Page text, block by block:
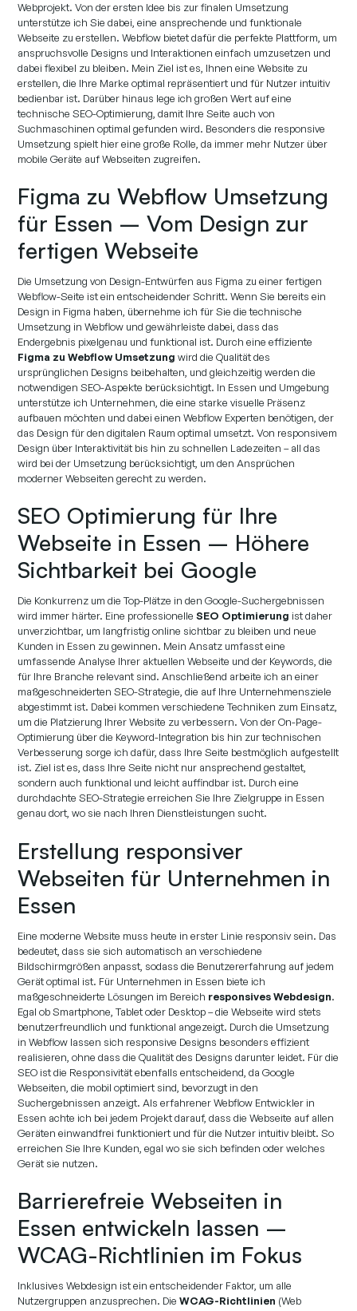
Webprojekt. Von der ersten Idee bis zur finalen Umsetzung
unterstütze ich Sie dabei, eine ansprechende und funktionale
Webseite zu erstellen. Webflow bietet dafür die perfekte Plattform, um
anspruchsvolle Designs und Interaktionen einfach umzusetzen und
dabei flexibel zu bleiben. Mein Ziel ist es, Ihnen eine Website zu
erstellen, die Ihre Marke optimal repräsentiert und für Nutzer intuitiv
bedienbar ist. Darüber hinaus lege ich großen Wert auf eine
technische SEO-Optimierung, damit Ihre Seite auch von
Suchmaschinen optimal gefunden wird. Besonders die responsive
Umsetzung spielt hier eine große Rolle, da immer mehr Nutzer über
mobile Geräte auf Webseiten zugreifen.
Figma zu Webflow Umsetzung
für Essen – Vom Design zur
fertigen Webseite
Die Umsetzung von Design-Entwürfen aus Figma zu einer fertigen
Webflow-Seite ist ein entscheidender Schritt. Wenn Sie bereits ein
Design in Figma haben, übernehme ich für Sie die technische
Umsetzung in Webflow und gewährleiste dabei, dass das
Endergebnis pixelgenau und funktional ist. Durch eine effiziente
Figma zu Webflow Umsetzung wird die Qualität des
ursprünglichen Designs beibehalten, und gleichzeitig werden die
notwendigen SEO-Aspekte berücksichtigt. In Essen und Umgebung
unterstütze ich Unternehmen, die eine starke visuelle Präsenz
aufbauen möchten und dabei einen Webflow Experten benötigen, der
das Design für den digitalen Raum optimal umsetzt. Von responsivem
Design über Interaktivität bis hin zu schnellen Ladezeiten – all das
wird bei der Umsetzung berücksichtigt, um den Ansprüchen
moderner Webseiten gerecht zu werden.
SEO Optimierung für Ihre
Webseite in Essen – Höhere
Sichtbarkeit bei Google
Die Konkurrenz um die Top-Plätze in den Google-Suchergebnissen
wird immer härter. Eine professionelleSEO Optimierung ist daher
unverzichtbar, um langfristig online sichtbar zu bleiben und neue
Kunden in Essen zu gewinnen. Mein Ansatz umfasst eine
umfassende Analyse Ihrer aktuellen Webseite und der Keywords, die
für Ihre Branche relevant sind. Anschließend arbeite ich an einer
maßgeschneiderten SEO-Strategie, die auf Ihre Unternehmensziele
abgestimmt ist. Dabei kommen verschiedene Techniken zum Einsatz,
um die Platzierung Ihrer Website zu verbessern. Von der On-Page-
Optimierung über die Keyword-Integration bis hin zur technischen
Verbesserung sorge ich dafür, dass Ihre Seite bestmöglich aufgestellt
ist. Ziel ist es, dass Ihre Seite nicht nur ansprechend gestaltet,
sondern auch funktional und leicht auffindbar ist. Durch eine
durchdachte SEO-Strategie erreichen Sie Ihre Zielgruppe in Essen
genau dort, wo sie nach Ihren Dienstleistungen sucht.
Erstellung responsiver
Webseiten für Unternehmen in
Essen
Eine moderne Website muss heute in erster Linie responsiv sein. Das
bedeutet, dass sie sich automatisch an verschiedene
Bildschirmgrößen anpasst, sodass die Benutzererfahrung auf jedem
Gerät optimal ist. Für Unternehmen in Essen biete ich
maßgeschneiderte Lösungen im Bereich responsives Webdesign.
Egal ob Smartphone, Tablet oder Desktop – die Webseite wird stets
benutzerfreundlich und funktional angezeigt. Durch die Umsetzung
in Webflow lassen sich responsive Designs besonders effizient
realisieren, ohne dass die Qualität des Designs darunter leidet. Für die
SEO ist die Responsivität ebenfalls entscheidend, da Google
Webseiten, die mobil optimiert sind, bevorzugt in den
Suchergebnissen anzeigt. Als erfahrener Webflow Entwickler in
Essen achte ich bei jedem Projekt darauf, dass die Webseite auf allen
Geräten einwandfrei funktioniert und für die Nutzer intuitiv bleibt. So
erreichen Sie Ihre Kunden, egal wo sie sich befinden oder welches
Gerät sie nutzen.
Barrierefreie Webseiten in
Essen entwickeln lassen –
WCAG-Richtlinien im Fokus
Inklusives Webdesign ist ein entscheidender Faktor, um alle
Nutzergruppen anzusprechen. DieWCAG-Richtlinien (Web